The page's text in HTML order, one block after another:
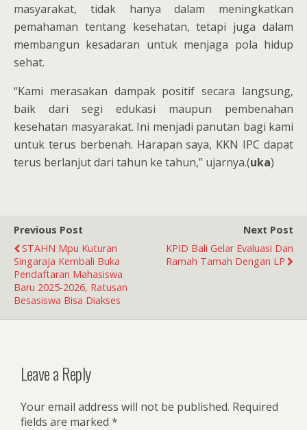
masyarakat, tidak hanya dalam meningkatkan
pemahaman tentang kesehatan, tetapi juga dalam
membangun kesadaran untuk menjaga pola hidup
sehat.
“Kami merasakan dampak positif secara langsung,
baik dari segi edukasi maupun pembenahan
kesehatan masyarakat. Ini menjadi panutan bagi kami
untuk terus berbenah. Harapan saya, KKN IPC dapat
terus berlanjut dari tahun ke tahun,” ujarnya.(uka)
Previous Post
STAHN Mpu Kuturan
Singaraja Kembali Buka
Pendaftaran Mahasiswa
Baru 2025-2026, Ratusan
Besasiswa Bisa Diakses
Next Post
KPID Bali Gelar Evaluasi Dan
Ramah Tamah Dengan LP
Leave a Reply
Your email address will not be published. Required
fields are marked *